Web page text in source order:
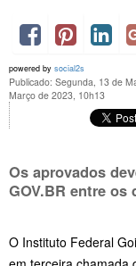
powered by social2s
Publicado: Segunda, 13 de
Março de 2023, 10h13
Os aprovados
GOV.BR entre os
O Instituto Federal